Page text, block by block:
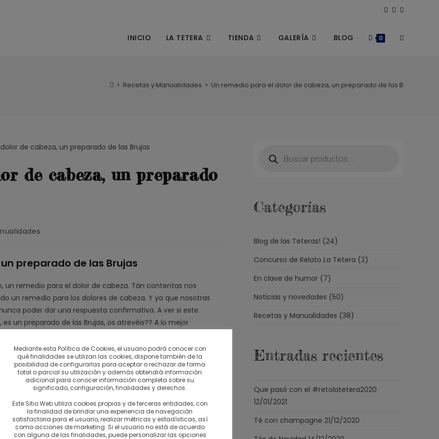
INICIO LA TETERA TIENDA GALERÍA BLOG 0 ALTERNAR
> Recetas y Manualidades > Un remedio para el dolor de cabeza, un preparado de las Brujas
de cabeza, un preparado
preparado de las Brujas
remedio para el dolor de cabeza. Tán contentas nos
un remedio para los dolores de cabeza. Y ya que nosotras
poder dar una respuesta confirmativa. A ver si este
un preparado de las Brujas, os atrevéis?? A lo mejor
que nos decís??
que la inhalación de los vapores es parte de sus propiedades
productos
Categorías
Blog de las Teteras! (24)
Concurso de Relato La Tetera (2)
En clave de humor (7)
Noticias y novedades (50)
Recetas y Manualidades (38)
Entradas recientes
Que pasó con el #retolatetera2020
12/01/2021
Té con champagne 21/12/2020
Mediante esta Política de Cookies, el usuario podrá conocer con
qué finalidades se utilizan las cookies, dispone también de la
posibilidad de configurarlas para aceptar o rechazar de forma
total o parcial su utilización y además obtendrá información
adicional para conocer información completa sobre su
significado, configuración, finalidades y derechos.
Este Sitio Web utiliza cookies propias y de terceras entidades, con
la finalidad de brindar una experiencia de navegación
satisfactoria para el usuario, realizar métricas y estadísticas, así
como acciones de marketing. Si el usuario no está de acuerdo
con alguna de las finalidades, puede personalizar las opciones